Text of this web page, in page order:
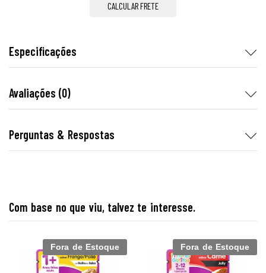
CALCULAR FRETE
Especificações
Avaliações (0)
Perguntas & Respostas
Com base no que viu, talvez te interesse.
Fora de Estoque Fora de Estoque